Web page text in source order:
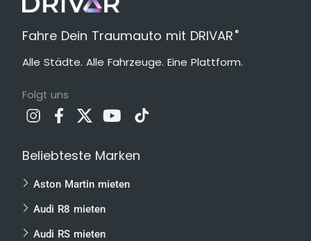
Fahre Dein Traumauto mit DRIVAR ®
Alle Städte. Alle Fahrzeuge. Eine Plattform.
Folgt uns
Beliebteste Marken
Aston Martin mieten
Audi R8 mieten
Audi RS mieten